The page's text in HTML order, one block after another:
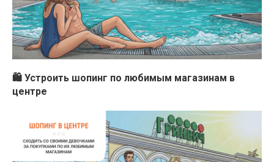
🛍 Устроить шопинг по любимым магазинам в
центре